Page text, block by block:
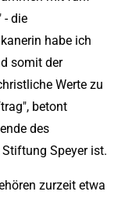
- die
habe ich
somit der
Werte zu
betont
des
Speyer ist.
zurzeit etwa